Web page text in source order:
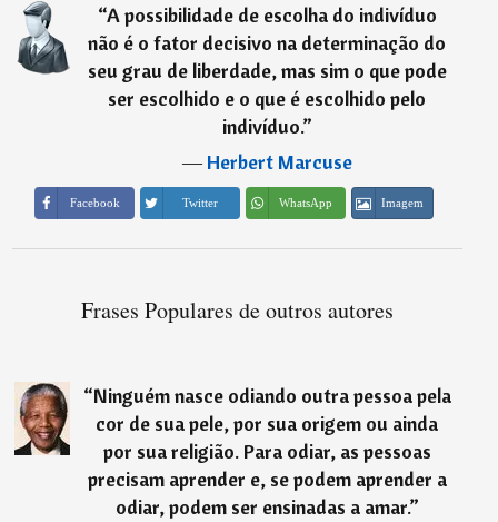
“A possibilidade de escolha do indivíduo
não é o fator decisivo na determinação do
seu grau de liberdade, mas sim o que pode
ser escolhido e o que é escolhido pelo
indivíduo.”
―Herbert Marcuse
Facebook Twitter WhatsApp Imagem
Frases Populares de outros autores
“Ninguém nasce odiando outra pessoa pela
cor de sua pele, por sua origem ou ainda
por sua religião. Para odiar, as pessoas
precisam aprender e, se podem aprender a
odiar, podem ser ensinadas a amar.”